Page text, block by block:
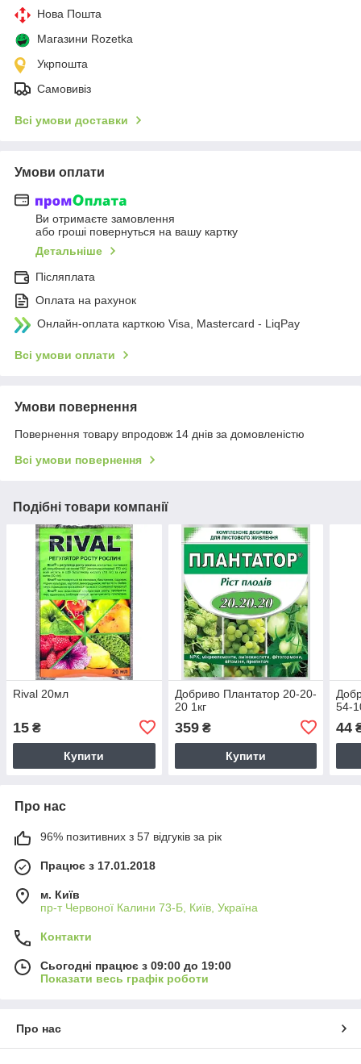
Нова Пошта
Магазини Rozetka
Укрпошта
Самовивіз
Всі умови доставки
Умови оплати
Ви отримаєте замовлення
або гроші повернуться на вашу картку
Детальніше
Післяплата
Оплата на рахунок
Онлайн-оплата карткою Visa, Mastercard - LiqPay
Всі умови оплати
Умови повернення
Повернення товару впродовж 14 днів за домовленістю
Всі умови повернення
Подібні товари компанії
Rival 20мл
15 ₴
Купити
Добриво Плантатор 20-20-
20 1кг
359₴
Купити
54-
44
Про нас
96% позитивних з 57 відгуків за рік
Працює з 17.01.2018
м. Київ
пр-т Червоної Калини 73-Б, Київ, Україна
Контакти
Сьогодні працює з 09:00 до 19:00
Показати весь графік роботи
Про нас